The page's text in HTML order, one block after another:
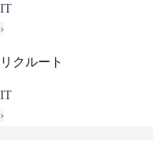
IT
›
リクルート
IT
›